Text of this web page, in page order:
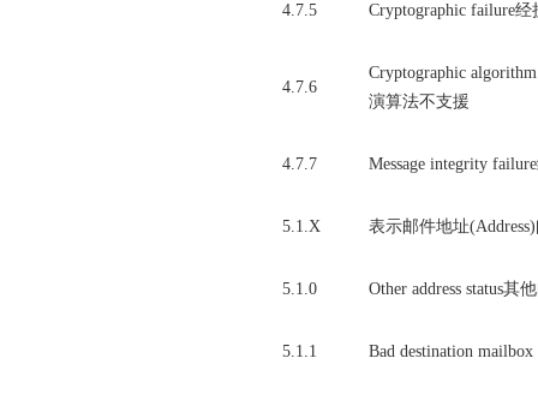
4.7.5 Cryptographic failure
4.7.6
Cryptographic
演算法不支援
4.7.7 Message integrity
5.1.X 表示邮件地址
5.1.0 Other address status其
5.1.1 Bad destination